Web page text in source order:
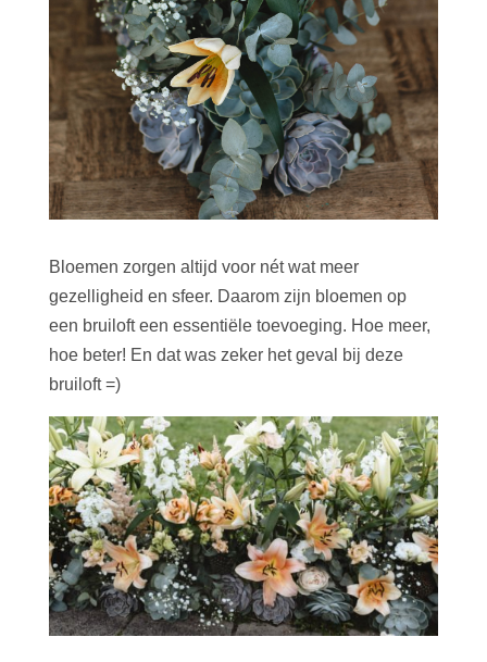
Bloemen zorgen altijd voor nét wat meer
gezelligheid en sfeer. Daarom zijn bloemen op
een bruiloft een essentiële toevoeging. Hoe meer,
hoe beter! En dat was zeker het geval bij deze
bruiloft =)